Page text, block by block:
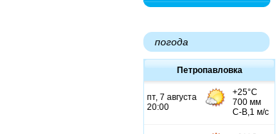
погода
Петропавловка